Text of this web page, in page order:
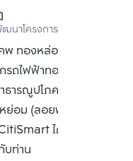
นาโครงการ
ทองหล่อ 10) ห่างจาก
ถไฟฟ้าทองหล่อ คอนโด
ารณูปโภคครบครัน สระ
อม (ลอยฟ้า) ได้แก่ ซื้อ
ได้ทันที เพื่อให้
บท่าน